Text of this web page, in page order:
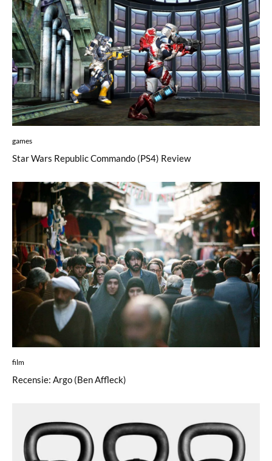
games
Star Wars Republic Commando (PS4) Review
film
Recensie: Argo (Ben Affleck)